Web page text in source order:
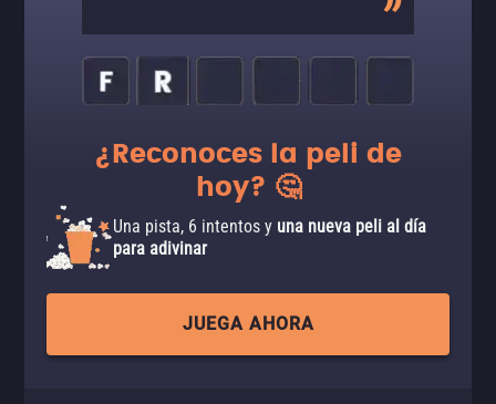
¿Reconoces la peli de
hoy? 🤔
Una pista, 6 intentos y una nueva peli al día
para adivinar
JUEGA AHORA